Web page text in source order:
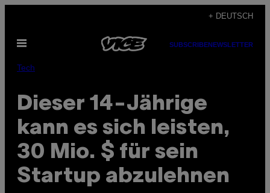
content
+ DEUTSCH
Open
SUBSCRIBENEWSLETTER
Tech
Dieser 14-Jährige
kann es sich leisten,
30 Mio. $ für sein
Startup abzulehnen